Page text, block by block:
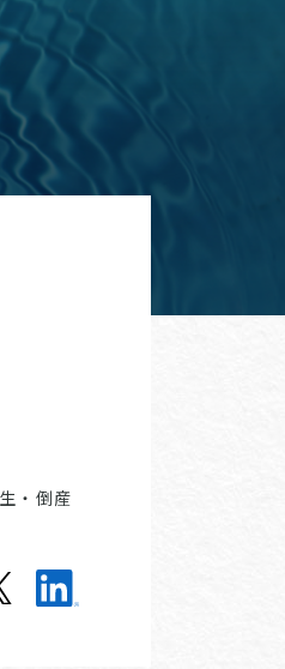
・倒産